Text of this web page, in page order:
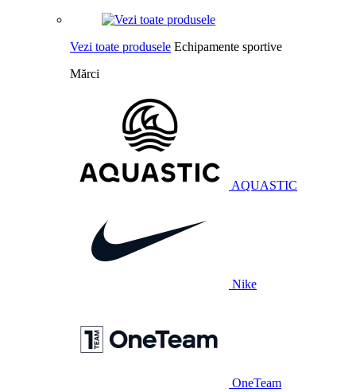
Vezi toate produsele Echipamente sportive
Mărci
AQUASTIC
Nike
OneTeam